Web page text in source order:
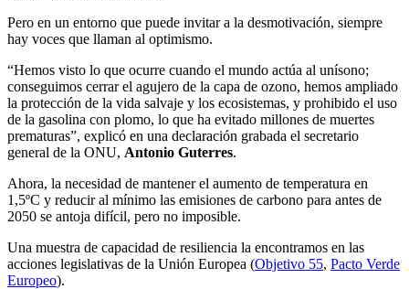
Pero en un entorno que puede invitar a la desmotivación, siempre
hay voces que llaman al optimismo.
“Hemos visto lo que ocurre cuando el mundo actúa al unísono;
conseguimos cerrar el agujero de la capa de ozono, hemos ampliado
la protección de la vida salvaje y los ecosistemas, y prohibido el uso
de la gasolina con plomo, lo que ha evitado millones de muertes
prematuras”, explicó en una declaración grabada el secretario
general de la ONU, Antonio Guterres.
Ahora, la necesidad de mantener el aumento de temperatura en
1,5ºC y reducir al mínimo las emisiones de carbono para antes de
2050 se antoja difícil, pero no imposible.
Una muestra de capacidad de resiliencia la encontramos en las
acciones legislativas de la Unión Europea (Objetivo 55, Pacto Verde
Europeo).